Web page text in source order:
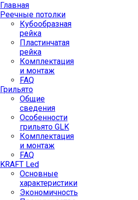
Главная
Реечные потолки
Кубообразная
рейка
Пластинчатая
рейка
Комплектация
и монтаж
FAQ
Грильято
Общие
сведения
Особенности
грильято GLK
Комплектация
и монтаж
FAQ
KRAFT Led
Основные
характеристики
Экономичность